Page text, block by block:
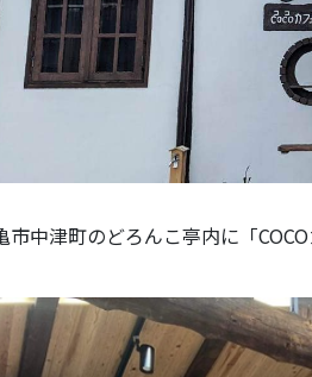
市中津町のどろんこ亭内に「